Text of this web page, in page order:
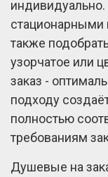
также
узорчатое или
заказ -
подходу
полностью
требованиям
Душевые на